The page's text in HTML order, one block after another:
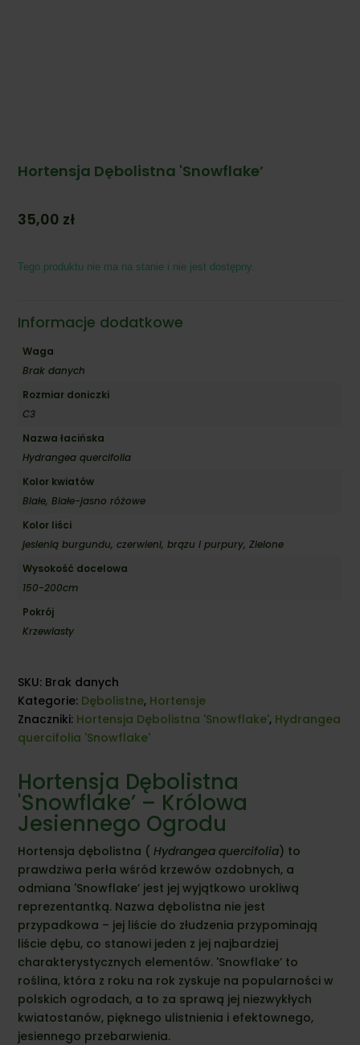
Hortensja Dębolistna 'Snowflake’
35,00 zł
Tego produktu nie ma na stanie i nie jest dostępny.
Informacje dodatkowe
Waga
Brak danych
Rozmiar doniczki
C3
Nazwa łacińska
Hydrangea quercifolia
Kolor kwiatów
Białe, Białe-jasno różowe
Kolor liści
jesienią burgundu, czerwieni, brązu i purpury, Zielone
Wysokość docelowa
150-200cm
Pokrój
Krzewiasty
SKU: Brak danych
Kategorie: Dębolistne, Hortensje
Znaczniki: Hortensja Dębolistna 'Snowflake', Hydrangea
quercifolia 'Snowflake'
Hortensja Dębolistna
'Snowflake’ – Królowa
Jesiennego Ogrodu
Hortensja dębolistna (Hydrangea quercifolia) to
prawdziwa perła wśród krzewów ozdobnych, a
odmiana 'Snowflake’ jest jej wyjątkowo urokliwą
reprezentantką. Nazwa dębolistna nie jest
przypadkowa – jej liście do złudzenia przypominają
liście dębu, co stanowi jeden z jej najbardziej
charakterystycznych elementów. 'Snowflake’ to
roślina, która z roku na rok zyskuje na popularności w
polskich ogrodach, a to za sprawą jej niezwykłych
kwiatostanów, pięknego ulistnienia i efektownego,
jesiennego przebarwienia.